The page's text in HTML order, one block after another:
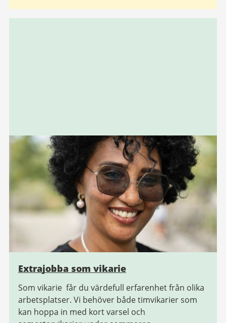
Extrajobba som vikarie
Som vikarie får du värdefull erfarenhet från olika
arbetsplatser. Vi behöver både timvikarier som
kan hoppa in med kort varsel och